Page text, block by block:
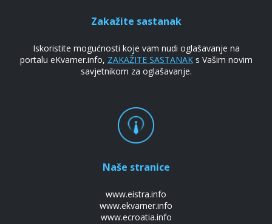
Zakažite sastanak
Iskoristite mogućnosti koje vam nudi oglašavanje na
portalu eKvarner.info, ZAKAŽITE SASTANAKs Vašim novim
savjetnikom za oglašavanje.
Naše stranice
www.eistra.info
www.ekvarner.info
www.ecroatia.info